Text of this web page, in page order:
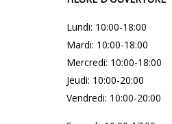
Lundi: 10:00-18:00
Mardi: 10:00-18:00
Mercredi: 10:00-18:00
Jeudi: 10:00-20:00
Vendredi: 10:00-20:00